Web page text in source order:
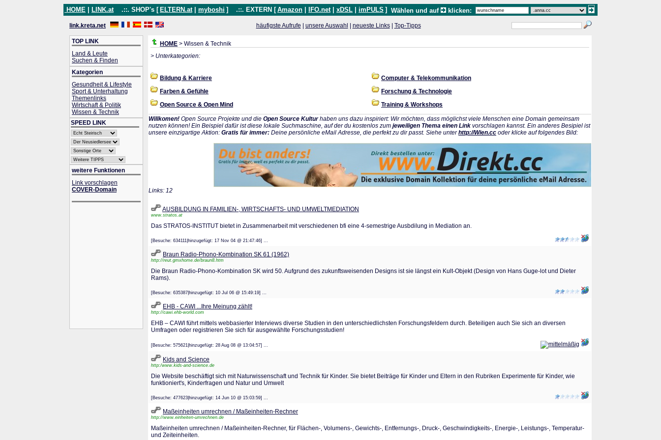
HOME LINK.at .::. SHOP's [ ELTERN.at myboshi ] .::. EXTERN [ Amazon IFO.net xDSL imPULS ] Wählen und auf klicken:
link.kreta.net häufigste Aufrufe unsere Auswahl neueste Links| Top-Tipps
TOP LINK
Land & Leute
Suchen & Finden
Kategorien
Gesundheit & Lifestyle
Sport & Unterhaltung
Themenlinks
Wirtschaft & Politik
Wissen & Technik
SPEED LINK
weitere Funktionen
Link vorschlagen
COVER-Domain
HOME > Wissen & Technik
> Unterkategorien:
Bildung & Karriere
Computer & Telekommunikation
Farben & Gefühle
Forschung & Technologie
Open Source & Open Mind
Training & Workshops
Willkomen! Open Source Projekte und die Open Source Kulturhaben uns dazu inspiriert: Wir möchten, dass möglichst viele Menschen eine Domain gemeinsam
nutzen können! Ein Beispiel dafür ist diese lokale Suchmaschine, auf der du kostenlos zum jeweiligen Thema einen Link vorschlagen kannst. Ein anderes Besipiel ist
unsere einzigartige Aktion: Gratis für immer: Deine persönliche eMail Adresse, die perfekt zu dir passt. Siehe unterhttp://Wien.cc oder klicke auf folgendes Bild:
Links: 12
AUSBILDUNG IN FAMILIEN-, WIRTSCHAFTS- UND UMWELTMEDIATION
www.stratos.at
Das STRATOS-INSTITUT bietet in Zusammenarbeit mit verschiedenen bfi eine 4-semestrige Ausbdilung in Mediation an.
[Besuche: 634111|hinzugefügt: 17 Nov 04 @ 21:47:46] ...
Braun Radio-Phono-Kombination SK 61 (1962)
http://reut.gmxhome.de/braun8.htm
Die Braun Radio-Phono-Kombination SK wird 50. Aufgrund des zukunftsweisenden Designs ist sie längst ein Kult-Objekt (Design von Hans Guge-lot und Dieter
Rams).
[Besuche: 635387|hinzugefügt: 10 Jul 06 @ 15:49:19] ...
EHB - CAWI ...Ihre Meinung zählt!
http://cawi.ehb-world.com
EHB – CAWI führt mittels webbasierter Interviews diverse Studien in den unterschiedlichsten Forschungsfeldern durch. Beteiligen auch Sie sich an diversen
Umfragen oder registrieren Sie sich für ausgewählte Forschungsstudien!
[Besuche: 575621|hinzugefügt: 28 Aug 08 @ 13:04:57] ...
Kids and Science
http:/www.kids-and-science.de
Die Website beschäftigt sich mit Naturwissenschaft und Technik für Kinder. Sie bietet Beiträge für Kinder und Eltern in den Rubriken Experimente für Kinder, wie
funktioniert's, Kinderfragen und Natur und Umwelt
[Besuche: 477623|hinzugefügt: 14 Jun 10 @ 15:03:59] ...
Maßeinheiten umrechnen / Maßeinheiten-Rechner
http://www.einheiten-umrechnen.de
Maßeinheiten umrechnen / Maßeinheiten-Rechner, für Flächen-, Volumens-, Gewichts-, Entfernungs-, Druck-, Geschwindigkeits-, Energie-, Leistungs-, Temperatur-
und Zeiteinheiten.